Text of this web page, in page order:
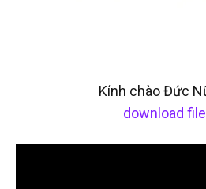
Kính chào Đức
download